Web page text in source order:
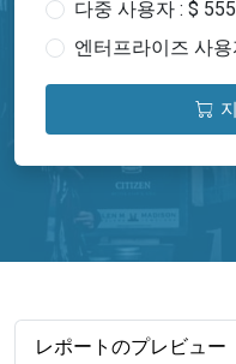
다중 사용자 : $
엔터프라이즈 사
レポートのプレビュー